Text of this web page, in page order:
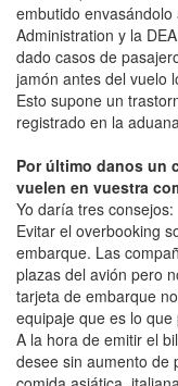
embutido
Administration y la
dado casos de
jamón antes del vuelo
Esto supone un
registrado en la
Por último danos un
vuelen en vuestra
Yo daría tres consejos:
Evitar el overbooking
embarque. Las
plazas del avión pero
tarjeta de embarque
equipaje que es lo
A la hora de emitir el
desee sin aumento de